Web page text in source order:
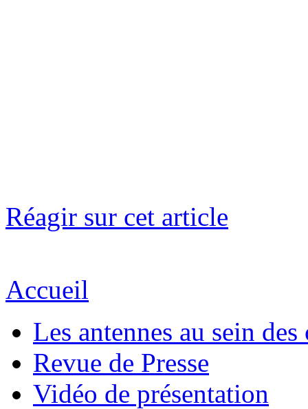
Réagir sur cet article
Accueil
Les antennes au sein des
Revue de Presse
Vidéo de présentation